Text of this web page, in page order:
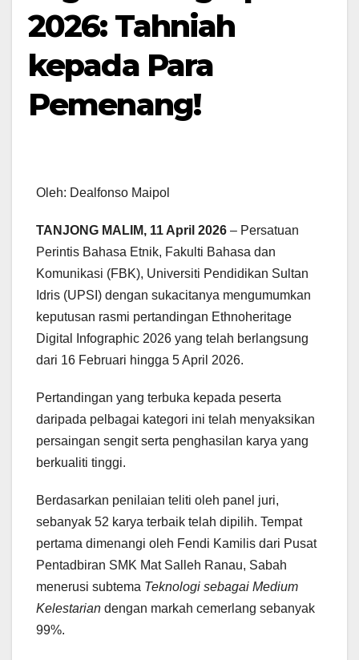
2026: Tahniah
kepada Para
Pemenang!
Oleh: Dealfonso Maipol
TANJONG MALIM, 11 April 2026 – Persatuan
Perintis Bahasa Etnik, Fakulti Bahasa dan
Komunikasi (FBK), Universiti Pendidikan Sultan
Idris (UPSI) dengan sukacitanya mengumumkan
keputusan rasmi pertandingan Ethnoheritage
Digital Infographic 2026 yang telah berlangsung
dari 16 Februari hingga 5 April 2026.
Pertandingan yang terbuka kepada peserta
daripada pelbagai kategori ini telah menyaksikan
persaingan sengit serta penghasilan karya yang
berkualiti tinggi.
Berdasarkan penilaian teliti oleh panel juri,
sebanyak 52 karya terbaik telah dipilih. Tempat
pertama dimenangi oleh Fendi Kamilis dari Pusat
Pentadbiran SMK Mat Salleh Ranau, Sabah
menerusi subtema Teknologi sebagai Medium
Kelestarian dengan markah cemerlang sebanyak
99%.